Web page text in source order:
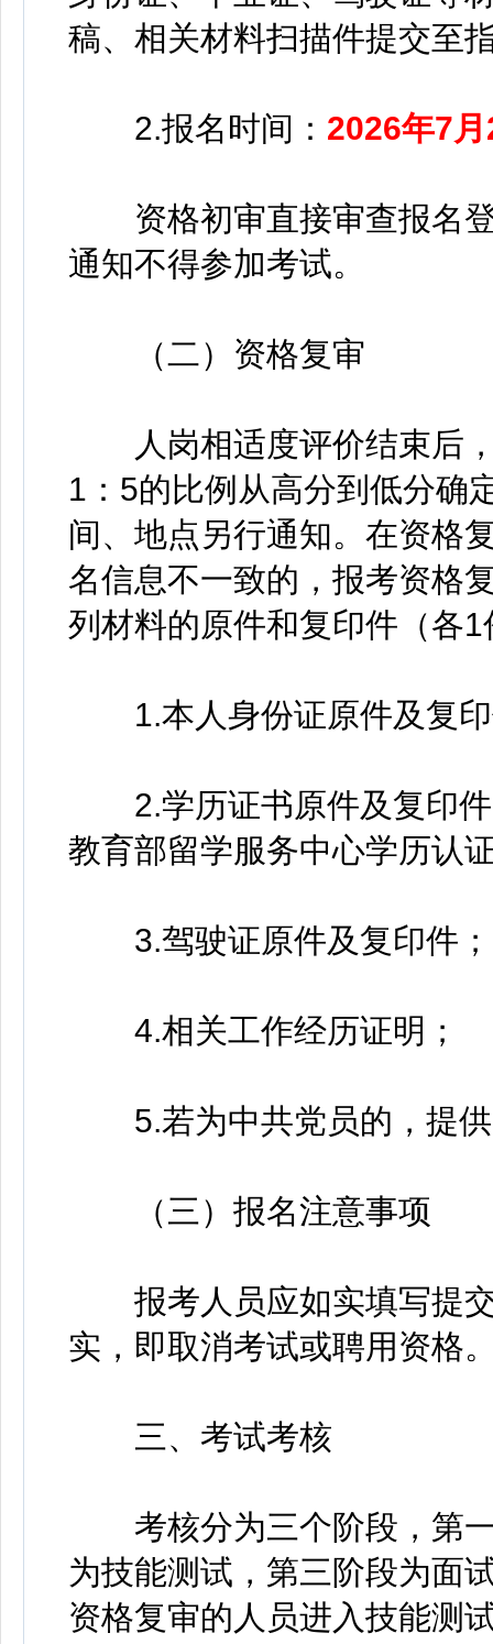
稿、相关材料扫描件提交至
2.报名时间： 2026年7
资格初审直接审查报名登
通知不得参加考试。
（二）资格复审
人岗相适度评价结束后，
1：5的比例从高分到低分确
间、地点另行通知。在资格
名信息不一致的，报考资格
列材料的原件和复印件（各1
1.本人身份证原件及复印
2.学历证书原件及复印件
教育部留学服务中心学历认
3.驾驶证原件及复印件；
4.相关工作经历证明；
5.若为中共党员的，提供
（三）报名注意事项
报考人员应如实填写提交
实，即取消考试或聘用资格
三、考试考核
考核分为三个阶段，第一
为技能测试，第三阶段为面
资格复审的人员进入技能测